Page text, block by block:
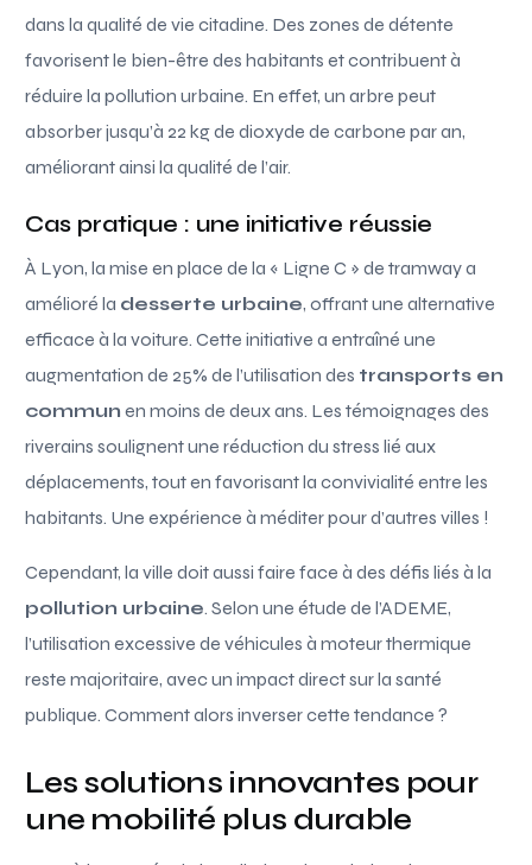
dans la qualité de vie citadine. Des zones de détente
favorisent le bien-être des habitants et contribuent à
réduire la pollution urbaine. En effet, un arbre peut
absorber jusqu’à 22 kg de dioxyde de carbone par an,
améliorant ainsi la qualité de l’air.
Cas pratique : une initiative réussie
À Lyon, la mise en place de la « Ligne C » de tramway a
amélioré la desserte urbaine, offrant une alternative
efficace à la voiture. Cette initiative a entraîné une
augmentation de 25% de l’utilisation des transports en
commun en moins de deux ans. Les témoignages des
riverains soulignent une réduction du stress lié aux
déplacements, tout en favorisant la convivialité entre les
habitants. Une expérience à méditer pour d’autres villes !
Cependant, la ville doit aussi faire face à des défis liés à la
pollution urbaine. Selon une étude de l’ADEME,
l’utilisation excessive de véhicules à moteur thermique
reste majoritaire, avec un impact direct sur la santé
publique. Comment alors inverser cette tendance ?
Les solutions innovantes pour
une mobilité plus durable